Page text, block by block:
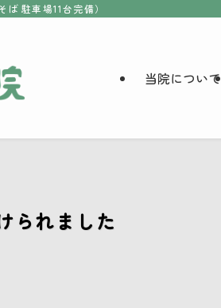
駐車場11台完備）
当院について
られました